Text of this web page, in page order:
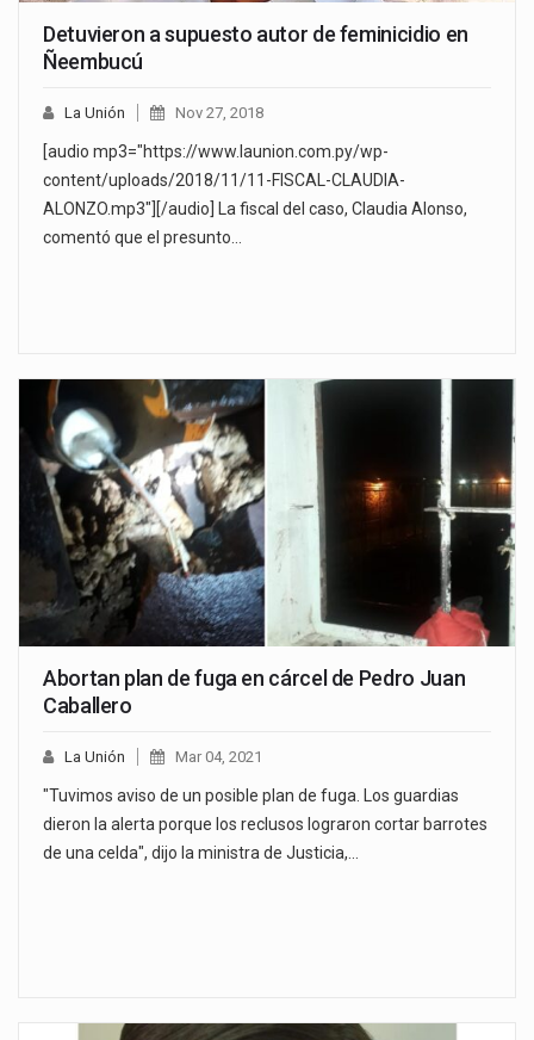
Detuvieron a supuesto autor de feminicidio en
Ñeembucú
La Unión Nov 27, 2018
[audio mp3="https://www.launion.com.py/wp-
content/uploads/2018/11/11-FISCAL-CLAUDIA-
ALONZO.mp3"][/audio] La fiscal del caso, Claudia Alonso,
comentó que el presunto…
Abortan plan de fuga en cárcel de Pedro Juan
Caballero
La Unión Mar 04, 2021
"Tuvimos aviso de un posible plan de fuga. Los guardias
dieron la alerta porque los reclusos lograron cortar barrotes
de una celda", dijo la ministra de Justicia,…